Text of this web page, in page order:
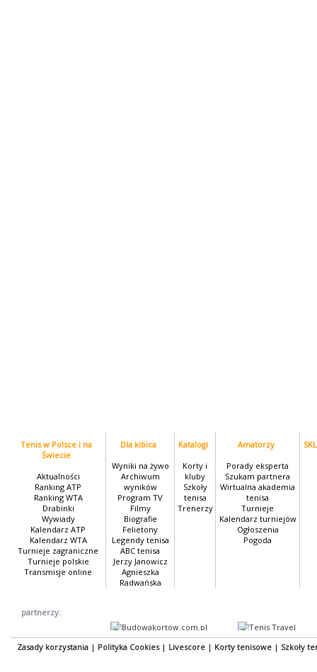
Tenis w Polsce i na
Świecie
Aktualności
Ranking ATP
Ranking WTA
Drabinki
Wywiady
Kalendarz ATP
Kalendarz WTA
Turnieje zagraniczne
Turnieje polskie
Transmisje online
Dla kibica
Wyniki na żywo
Archiwum
wyników
Program TV
Filmy
Biografie
Felietony
Legendy tenisa
ABC tenisa
Jerzy Janowicz
Agnieszka
Radwańska
Katalogi
Korty i
kluby
Szkoły
tenisa
Trenerzy
Amatorzy
Porady eksperta
Szukam partnera
Wirtualna akademia
tenisa
Turnieje
Kalendarz turniejów
Ogłoszenia
Pogoda
partnerzy:
Zasady korzystania | Polityka Cookies| Livescore | Korty tenisowe | Szkoły